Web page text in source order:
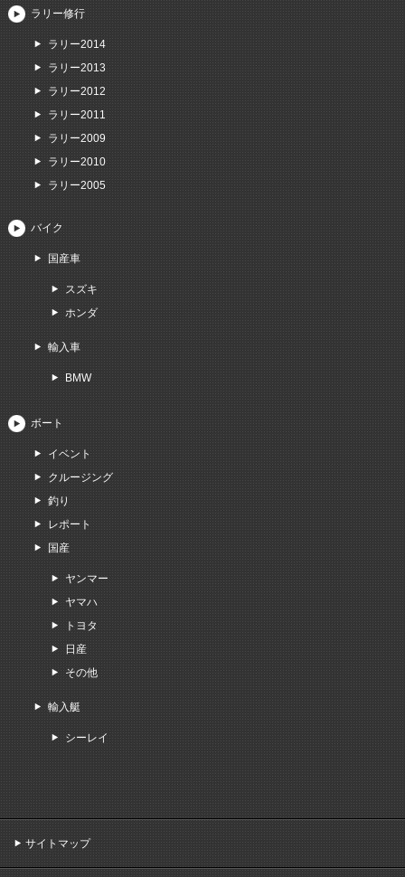
ラリー修行
ラリー2014
ラリー2013
ラリー2012
ラリー2011
ラリー2009
ラリー2010
ラリー2005
バイク
国産車
スズキ
ホンダ
輸入車
BMW
ボート
イベント
クルージング
釣り
レポート
国産
ヤンマー
ヤマハ
トヨタ
日産
その他
輸入艇
シーレイ
サイトマップ